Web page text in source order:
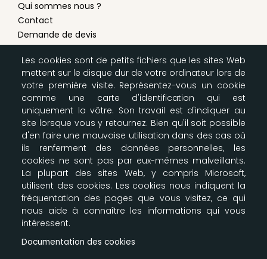
Les cookies sont de petits fichiers que les sites Web
mettent sur le disque dur de votre ordinateur lors de
votre première visite. Représentez-vous un cookie
comme une carte d'identification qui est
uniquement la vôtre. Son travail est d'indiquer au
site lorsque vous y retournez. Bien qu'il soit possible
d'en faire une mauvaise utilisation dans des cas où
ils renferment des données personnelles, les
cookies ne sont pas par eux-mêmes malveillants.
La plupart des sites Web, y compris Microsoft,
utilisent des cookies. Les cookies nous indiquent la
fréquentation des pages que vous visitez, ce qui
nous aide à connaître les informations qui vous
intéressent.
Documentation des cookies
Qui sommes nous ?
Contact
Demande de devis
Conditions générales de vente
Mentions légales
Modes de livraison & paiement
Configurer les cookies
Plan du site
LA BOUTIQUE SCOUTE
Nos entrepôts
164-166 Av Joseph Kessel
Parkile 12
78960 Voisins le Bretonneux
09 87 00 61 91 - 06 61 30 35 39